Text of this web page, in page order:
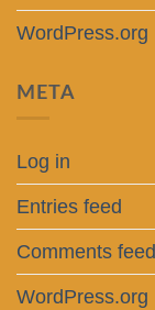
WordPress.org
META
Log in
Entries feed
Comments feed
WordPress.org